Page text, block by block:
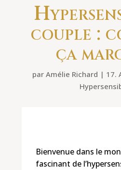
couple :
ça
parAmélie Richard | 17.
Bienvenue dans le
fascinant de